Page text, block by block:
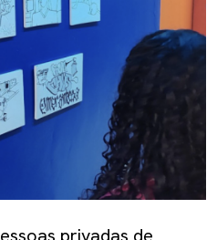
privadas de